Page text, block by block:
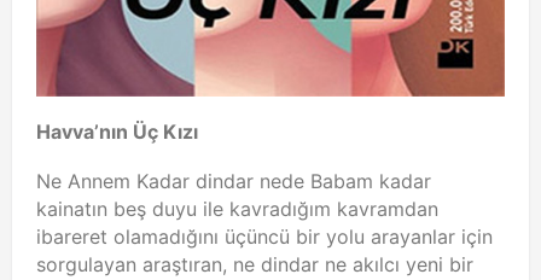
Havva’nın Üç Kızı
Ne Annem Kadar dindar nede Babam kadar
kainatın beş duyu ile kavradığım kavramdan
ibareret olamadığını üçüncü bir yolu arayanlar için
sorgulayan araştıran, ne dindar ne akılcı yeni bir